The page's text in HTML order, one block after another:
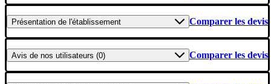
Présentation de l'établissement Comparer les devis
Avis de nos utilisateurs (0) Comparer les devis